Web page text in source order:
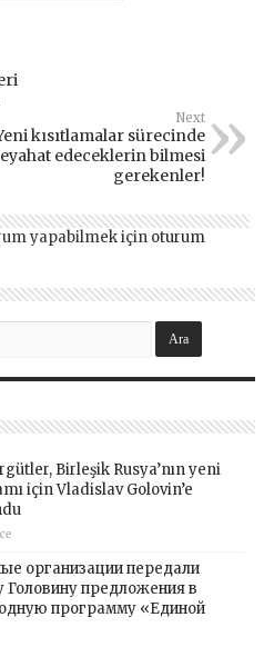
Next
kısıtlamalar sürecinde
edeceklerin bilmesi
gerekenler!
yapabilmek için oturum
Birleşik Rusya’nın yeni
için Vladislav Golovin’e
организации передали
Головину предложения в
программу «Единой